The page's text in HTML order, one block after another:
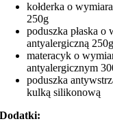
kołderka o
250g
poduszka płaska
antyalergiczną 250g
materacyk o
antyalergicznym
poduszka
kulką silikonową
Dodatki: